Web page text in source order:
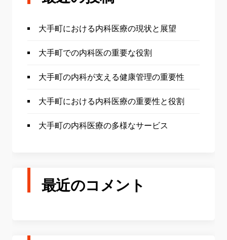
大手町における内科医療の現状と展望
大手町での内科医の重要な役割
大手町の内科が支える健康管理の重要性
大手町における内科医療の重要性と役割
大手町の内科医療の多様なサービス
最近のコメント